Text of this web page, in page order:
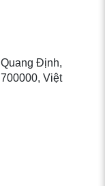
Định,
Việt